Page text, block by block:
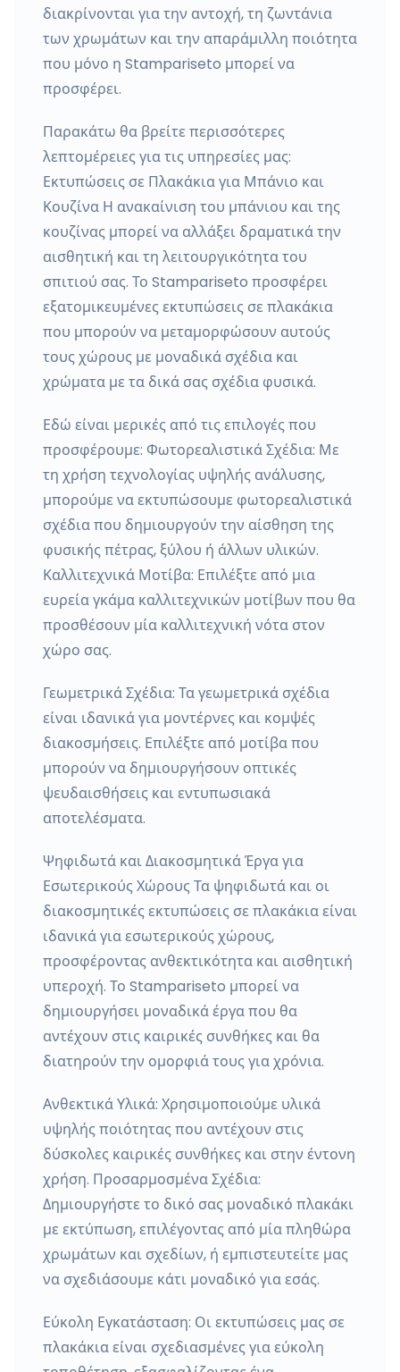
διακρίνονται για την αντοχή, τη ζωντάνια
των χρωμάτων και την απαράμιλλη ποιότητα
που μόνο η Stampariseto μπορεί να
προσφέρει.
Παρακάτω θα βρείτε περισσότερες
λεπτομέρειες για τις υπηρεσίες μας:
Εκτυπώσεις σε Πλακάκια για Μπάνιο και
Κουζίνα Η ανακαίνιση του μπάνιου και της
κουζίνας μπορεί να αλλάξει δραματικά την
αισθητική και τη λειτουργικότητα του
σπιτιού σας. Το Stampariseto προσφέρει
εξατομικευμένες εκτυπώσεις σε πλακάκια
που μπορούν να μεταμορφώσουν αυτούς
τους χώρους με μοναδικά σχέδια και
χρώματα με τα δικά σας σχέδια φυσικά.
Εδώ είναι μερικές από τις επιλογές που
προσφέρουμε: Φωτορεαλιστικά Σχέδια: Με
τη χρήση τεχνολογίας υψηλής ανάλυσης,
μπορούμε να εκτυπώσουμε φωτορεαλιστικά
σχέδια που δημιουργούν την αίσθηση της
φυσικής πέτρας, ξύλου ή άλλων υλικών.
Καλλιτεχνικά Μοτίβα: Επιλέξτε από μια
ευρεία γκάμα καλλιτεχνικών μοτίβων που θα
προσθέσουν μία καλλιτεχνική νότα στον
χώρο σας.
Γεωμετρικά Σχέδια: Τα γεωμετρικά σχέδια
είναι ιδανικά για μοντέρνες και κομψές
διακοσμήσεις. Επιλέξτε από μοτίβα που
μπορούν να δημιουργήσουν οπτικές
ψευδαισθήσεις και εντυπωσιακά
αποτελέσματα.
Ψηφιδωτά και Διακοσμητικά Έργα για
Εσωτερικούς Χώρους Τα ψηφιδωτά και οι
διακοσμητικές εκτυπώσεις σε πλακάκια είναι
ιδανικά για εσωτερικούς χώρους,
προσφέροντας ανθεκτικότητα και αισθητική
υπεροχή. Το Stampariseto μπορεί να
δημιουργήσει μοναδικά έργα που θα
αντέχουν στις καιρικές συνθήκες και θα
διατηρούν την ομορφιά τους για χρόνια.
Ανθεκτικά Υλικά: Χρησιμοποιούμε υλικά
υψηλής ποιότητας που αντέχουν στις
δύσκολες καιρικές συνθήκες και στην έντονη
χρήση. Προσαρμοσμένα Σχέδια:
Δημιουργήστε το δικό σας μοναδικό πλακάκι
με εκτύπωση, επιλέγοντας από μία πληθώρα
χρωμάτων και σχεδίων, ή εμπιστευτείτε μας
να σχεδιάσουμε κάτι μοναδικό για εσάς.
Εύκολη Εγκατάσταση: Οι εκτυπώσεις μας σε
πλακάκια είναι σχεδιασμένες για εύκολη